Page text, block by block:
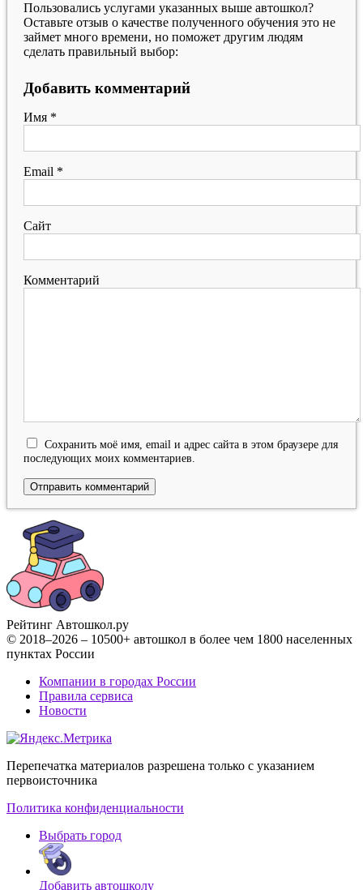
Пользовались услугами указанных выше автошкол?
Оставьте отзыв о качестве полученного обучения это не
займет много времени, но поможет другим людям
сделать правильный выбор:
Добавить комментарий
Имя *
Email *
Сайт
Комментарий
Сохранить моё имя, email и адрес сайта в этом браузере для
последующих моих комментариев.
Рейтинг Автошкол.ру
© 2018–2026 – 10500+ автошкол в более чем 1800 населенных
пунктах России
Компании в городах России
Правила сервиса
Новости
Перепечатка материалов разрешена только с указанием
первоисточника
Политика конфиденциальности
Выбрать город
Добавить автошколу